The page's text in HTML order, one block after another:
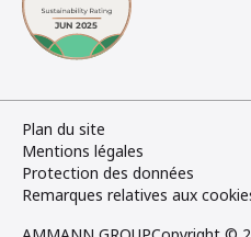
Plan du site
Mentions légales
Protection des données
Remarques relatives aux